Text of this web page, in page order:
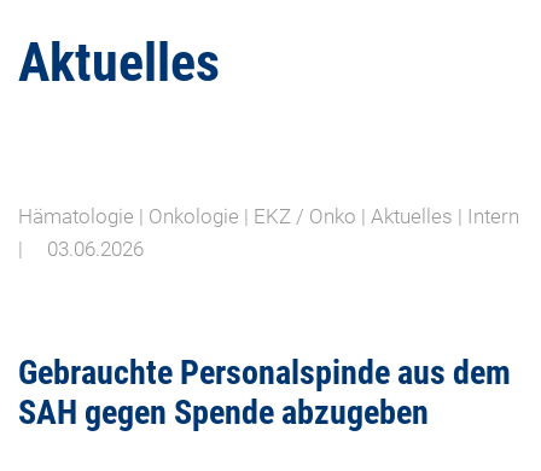
Aktuelles
Hämatologie | Onkologie | EKZ / Onko | Aktuelles | Intern
|
03.06.2026
Gebrauchte Personalspinde aus dem
SAH gegen Spende abzugeben